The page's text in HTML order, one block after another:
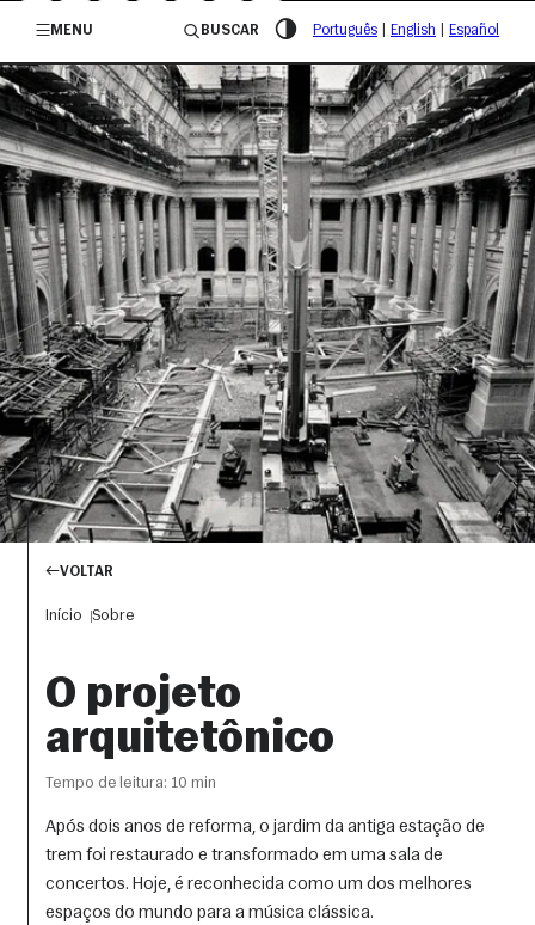
/governosp
MENU
BUSCAR Português English Español
VOLTAR
Início Sobre
O projeto
arquitetônico
Tempo de leitura: 10 min
Após dois anos de reforma, o jardim da antiga estação de
trem foi restaurado e transformado em uma sala de
concertos. Hoje, é reconhecida como um dos melhores
espaços do mundo para a música clássica.